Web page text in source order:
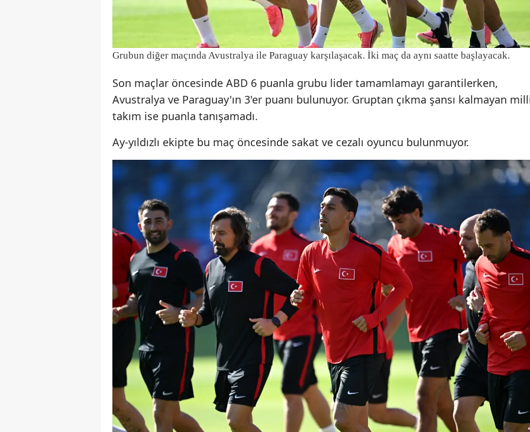
Kırklareli
Kırşehir
Kocaeli
Konya
Kütahya
Kahramanmaraş
Mardin
Muğla
Muş
Niğde
Ordu
Rize
Sakarya
Samsun
Siirt
Grubun diğer maçında Avustralya ile Paraguay karşılaşacak. İki maç da aynı saatte başlayacak.
Son maçlar öncesinde ABD 6 puanla grubu lider tamamlamayı garantilerken,
Avustralya ve Paraguay'ın 3'er puanı bulunuyor. Gruptan çıkma şansı kalmayan
takım ise puanla tanışamadı.
Ay-yıldızlı ekipte bu maç öncesinde sakat ve cezalı oyuncu bulunmuyor.